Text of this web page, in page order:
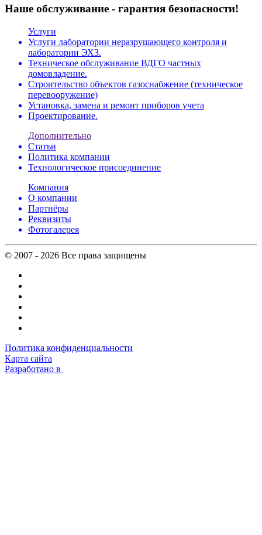
Наше обслуживание - гарантия безопасности!
Услуги
Услуги лаборатории неразрушающего контроля и
лаборатории ЭХЗ.
Техническое обслуживание ВДГО частных
домовладение.
Строительство объектов газоснабжение (техническое
перевооружение)
Установка, замена и ремонт приборов учета
Проектирование.
Дополнительно
Статьи
Политика компании
Технологическое присоединение
Компания
О компании
Партнёры
Реквизиты
Фотогалерея
© 2007 - 2026 Все права защищены
Политика конфиденциальности
Карта сайта
Разработано в